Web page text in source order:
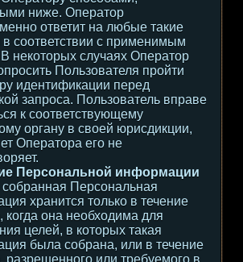
ниже. Оператор
ответит на любые такие
соответствии с применимым
некоторых случаях Оператор
Пользователя пройти
идентификации перед
запроса. Пользователь вправе
к соответствующему
органу в своей юрисдикции,
Оператора его не
Персональной информации
собранная Персональная
хранится только в течение
когда она необходима для
целей, в которых такая
была собрана, или в течение
разрешенного или требуемого в